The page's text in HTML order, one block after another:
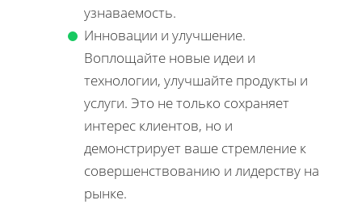
узнаваемость.
Инновации и улучшение.
Воплощайте новые идеи и
технологии, улучшайте продукты и
услуги. Это не только сохраняет
интерес клиентов, но и
демонстрирует ваше стремление к
совершенствованию и лидерству на
рынке.